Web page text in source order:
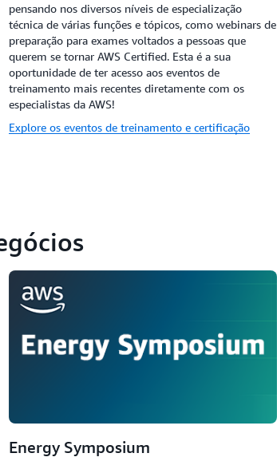
pensando nos diversos níveis de especialização
técnica de várias funções e tópicos, como webinars de
preparação para exames voltados a pessoas que
querem se tornar AWS Certified. Esta é a sua
oportunidade de ter acesso aos eventos de
treinamento mais recentes diretamente com os
especialistas da AWS!
Explore os eventos de treinamento e certificação
Energy Symposium